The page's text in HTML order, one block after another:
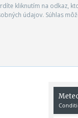
kliknutím na odkaz,
údajov. Súhlas